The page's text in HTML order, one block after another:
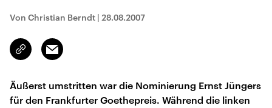
Von Christian Berndt | 28.08.2007
Link
kopieren/teilen
Email
Äußerst umstritten war die Nominierung Ernst Jüngers
für den Frankfurter Goethepreis. Während die linken